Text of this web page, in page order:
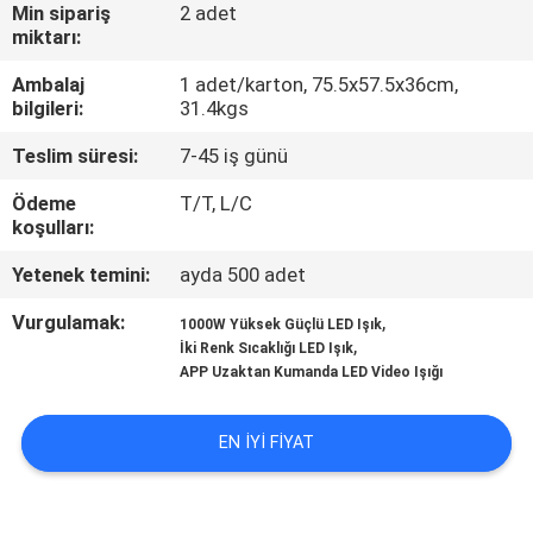
KALITE
KONTROL
BIZIMLE
ILETIŞIME
GEÇIN
SITE
Min sipariş
miktarı:
2 adet
Ambalaj
bilgileri:
1 adet/karton, 75.5x57.5x36cm,
31.4kgs
Teslim süresi:
7-45 iş günü
Ödeme
koşulları:
T/T, L/C
Yetenek temini:
ayda 500 adet
Vurgulamak:
1000W Yüksek Güçlü LED Işık,
İki Renk Sıcaklığı LED Işık,
APP Uzaktan Kumanda LED Video Işığı
EN IYI FIYAT